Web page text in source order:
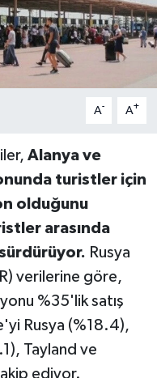
A- A+
Alanya ve
turistler için
olduğunu
arasında
Rusya
verilerine göre,
%35'lik satış
Rusya (%18.4),
Tayland ve
ediyor.